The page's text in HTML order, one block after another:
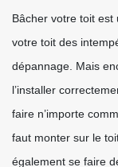
Bâcher votre toit
votre toit des
dépannage. Mais
l’installer
faire n’importe
faut monter sur le
également se faire